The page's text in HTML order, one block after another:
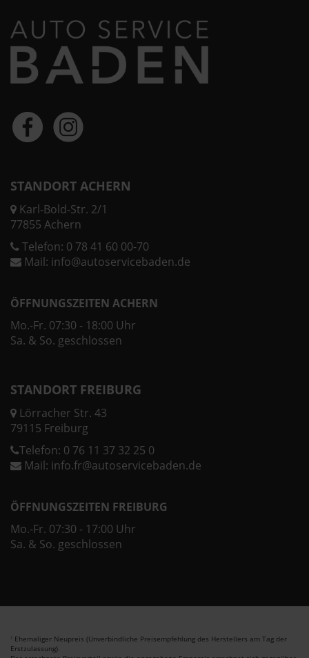
STANDORT ACHERN
Karl-Bold-Str. 2/1
77855 Achern
Telefon: 0 78 41 60 00-70
Mail: info@autoservicebaden.de
ÖFFNUNGSZEITEN ACHERN
Mo.-Fr. 07:30 - 18:00 Uhr
Sa. & So. geschlossen
STANDORT FREIBURG
Lörracher Str. 43
79115 Freiburg
Telefon: 0 76 11 37 32 25 0
Mail: info.fr@autoservicebaden.de
ÖFFNUNGSZEITEN FREIBURG
Mo.-Fr. 07:30 - 17:00 Uhr
Sa. & So. geschlossen
1 Ehemaliger Neupreis (Unverbindliche Preisempfehlung des Herstellers am Tag der
Erstzulassung).